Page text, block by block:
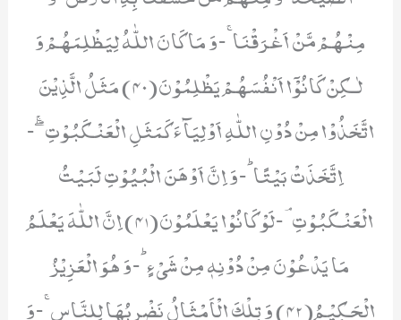
مِنْهُمْ مَّنْ اَغْرَقْنَاۚ-وَ مَا كَانَ اللّٰهُ لِیَظْلِمَهُمْ وَ
لٰـكِنْ كَانُوْۤا اَنْفُسَهُمْ یَظْلِمُوْنَ(40) مَثَلُ الَّذِیْنَ
اتَّخَذُوْا مِنْ دُوْنِ اللّٰهِ اَوْلِیَآءَ كَمَثَلِ الْعَنْكَبُوْتِۖۚ-
اِتَّخَذَتْ بَیْتًاؕ-وَ اِنَّ اَوْهَنَ الْبُیُوْتِ لَبَیْتُ
الْعَنْكَبُوْتِۘ-لَوْ كَانُوْا یَعْلَمُوْنَ(41) اِنَّ اللّٰهَ یَعْلَمُ
مَا یَدْعُوْنَ مِنْ دُوْنِهٖ مِنْ شَیْءٍؕ-وَ هُوَ الْعَزِیْزُ
الْحَكِیْمُ(42) وَ تِلْكَ الْاَمْثَالُ نَضْرِبُهَا لِلنَّاسِۚ-وَ